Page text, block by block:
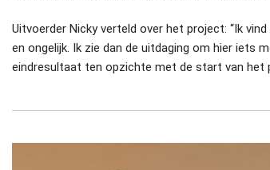
Uitvoerder Nicky verteld over het project: “Ik
en ongelijk. Ik zie dan de uitdaging om hier iets
eindresultaat ten opzichte met de start van het